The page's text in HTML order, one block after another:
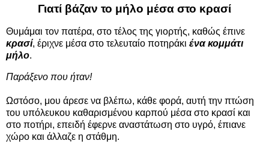
Γιατί βάζαν το μήλο μέσα στο κρασί
Θυμάμαι τον πατέρα, στο τέλος της γιορτής, καθώς έπινε
κρασί, έριχνε μέσα στο τελευταίο ποτηράκι ένα κομμάτι
μήλο.
Παράξενο που ήταν!
Ωστόσο, μου άρεσε να βλέπω, κάθε φορά, αυτή την πτώση
του υπόλευκου καθαρισμένου καρπού μέσα στο κρασί και
στο ποτήρι, επειδή έφερνε αναστάτωση στο υγρό, έπιανε
χώρο και άλλαζε η στάθμη.